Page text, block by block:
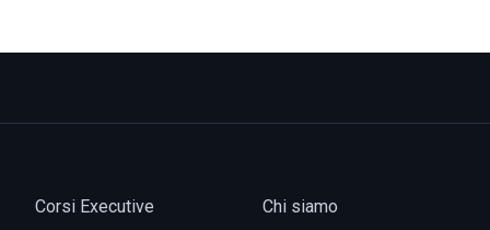
Corsi Executive
Chi siamo